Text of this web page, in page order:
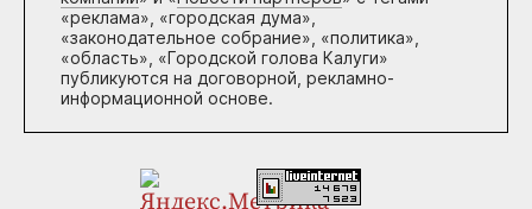
«реклама», «городская дума»,
«законодательное собрание», «политика»,
«область», «Городской голова Калуги»
публикуются на договорной, рекламно-
информационной основе.